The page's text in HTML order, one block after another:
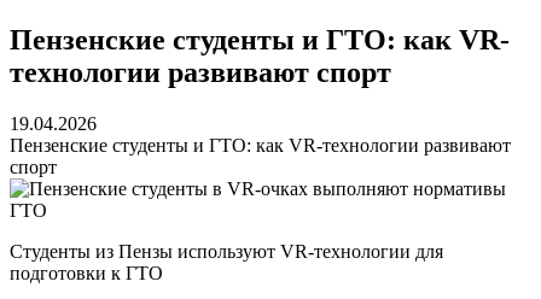
Пензенские студенты и ГТО: как VR-
технологии развивают спорт
19.04.2026
Пензенские студенты и ГТО: как VR-технологии развивают
спорт
Студенты из Пензы используют VR-технологии для
подготовки к ГТО